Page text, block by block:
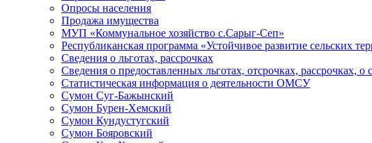
Опросы населения
Продажа имущества
МУП «Коммунальное хозяйство с.Сарыг-Сеп»
Республиканская программа «Устойчивое развитие сельских
Сведения о льготах, рассрочках
Сведения о предоставленных льготах, отсрочках, рассрочках,
Статистическая информация о деятельности ОМСУ
Сумон Суг-Бажынский
Сумон Бурен-Хемский
Сумон Кундустугский
Сумон Бояровский